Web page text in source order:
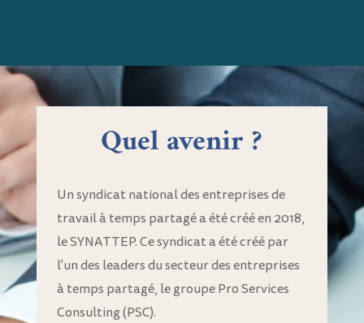
Quel avenir ?
Un syndicat national des entreprises de
travail à temps partagé a été créé en 2018,
le SYNATTEP. Ce syndicat a été créé par
l’un des leaders du secteur des entreprises
à temps partagé, le groupe Pro Services
Consulting (PSC).